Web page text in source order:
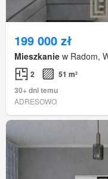
199 000 zł
Mieszkanie w Radom,
2
51 m²
30+ dni temu
ADRESOWO